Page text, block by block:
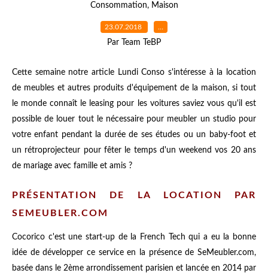
Consommation, Maison
23.07.2018 …
Par Team TeBP
Cette semaine notre article Lundi Conso s'intéresse à la location
de meubles et autres produits d'équipement de la maison, si tout
le monde connaît le leasing pour les voitures saviez vous qu'il est
possible de louer tout le nécessaire pour meubler un studio pour
votre enfant pendant la durée de ses études ou un baby-foot et
un rétroprojecteur pour fêter le temps d'un weekend vos 20 ans
de mariage avec famille et amis ?
PRÉSENTATION DE LA LOCATION PAR
SEMEUBLER.COM
Cocorico c'est une start-up de la French Tech qui a eu la bonne
idée de développer ce service en la présence de SeMeubler.com,
basée dans le 2ème arrondissement parisien et lancée en 2014 par